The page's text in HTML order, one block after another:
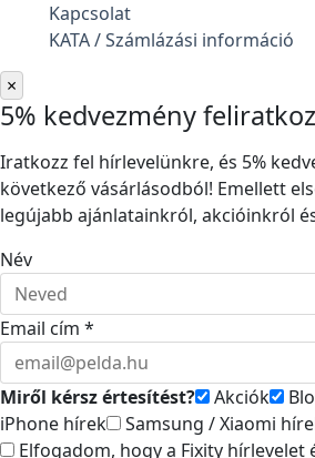
Kapcsolat
KATA / Számlázási információ
×
5% kedvezmény
Iratkozz fel hírlevelünkre, és 5%
következő vásárlásodból! Emellett
legújabb ajánlatainkról, akcióinkról
Név
Email cím *
Miről kérsz értesítést? Akciók
iPhone hírek
Samsung / Xiaomi
Elfogadom, hogy a Fixity hírlevelet